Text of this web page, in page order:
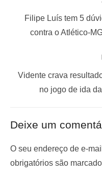
o
e
P
a
i
o
Filipe Luís tem 5
contra o Atlético-
P
m
o
Vidente crava
no jogo de ida
Deixe um
O seu endereço de e-
obrigatórios são